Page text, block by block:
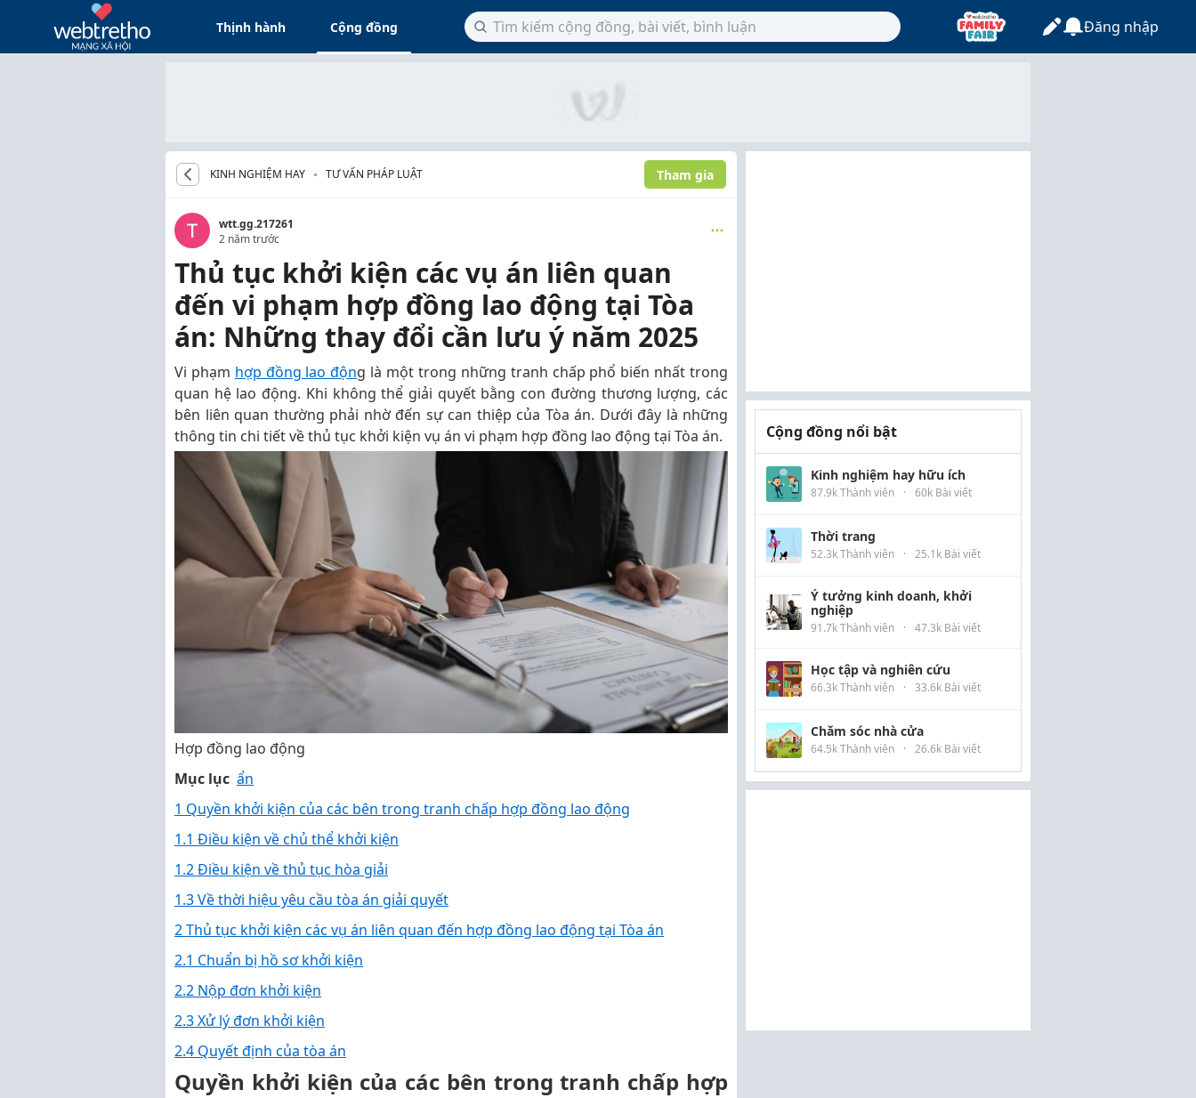
Thịnh hành Cộng đồng Đăng nhập
KINH NGHIỆM HAY TƯ VẤN PHÁP LUẬT Tham gia
wtt.gg.217261
2 năm trước
Thủ tục khởi kiện các vụ án liên quan
đến vi phạm hợp đồng lao động tại Tòa
án: Những thay đổi cần lưu ý năm 2025
Vi phạm hợp đồng lao động là một trong những tranh chấp phổ biến nhất trong
quan hệ lao động. Khi không thể giải quyết bằng con đường thương lượng, các
bên liên quan thường phải nhờ đến sự can thiệp của Tòa án. Dưới đây là những
thông tin chi tiết về thủ tục khởi kiện vụ án vi phạm hợp đồng lao động tại Tòa án.
Hợp đồng lao động
Mục lục ẩn
1 Quyền khởi kiện của các bên trong tranh chấp hợp đồng lao động
1.1 Điều kiện về chủ thể khởi kiện
1.2 Điều kiện về thủ tục hòa giải
1.3 Về thời hiệu yêu cầu tòa án giải quyết
2 Thủ tục khởi kiện các vụ án liên quan đến hợp đồng lao động tại Tòa án
2.1 Chuẩn bị hồ sơ khởi kiện
2.2 Nộp đơn khởi kiện
2.3 Xử lý đơn khởi kiện
2.4 Quyết định của tòa án
Quyền khởi kiện của các bên trong tranh chấp hợp
Cộng đồng nổi bật
Kinh nghiệm hay hữu ích
87.9k Thành viên · 60k Bài viết
Thời trang
52.3k Thành viên · 25.1k Bài viết
Ý tưởng kinh doanh, khởi
nghiệp
91.7k Thành viên · 47.3k Bài viết
Học tập và nghiên cứu
66.3k Thành viên · 33.6k Bài viết
Chăm sóc nhà cửa
64.5k Thành viên · 26.6k Bài viết